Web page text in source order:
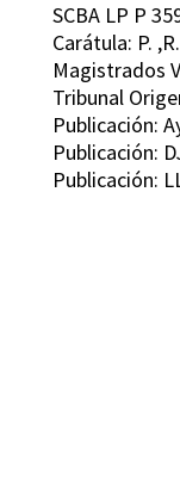
SCBA LP P
Carátula: P.
Magistrados
Tribunal
Publicación:
Publicación:
Publicación: